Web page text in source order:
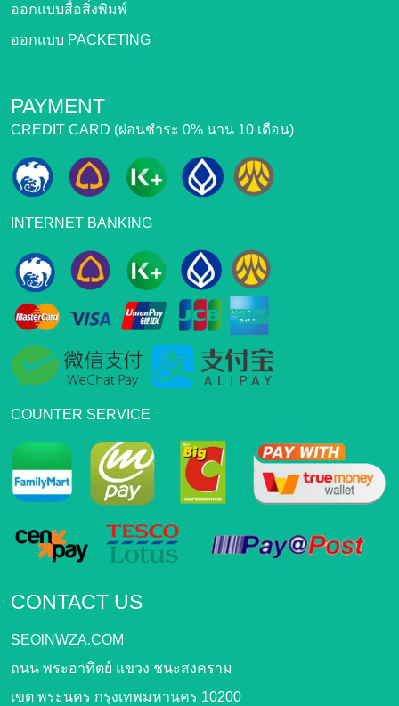
ออกแบบสื่อสิ่งพิมพ์
ออกแบบ PACKETING
PAYMENT
CREDIT CARD (ผ่อนชำระ 0% นาน 10 เดือน)
INTERNET BANKING
COUNTER SERVICE
CONTACT US
SEOlNWZA.COM
ถนน พระอาทิตย์ แขวง ชนะสงคราม
เขต พระนคร กรุงเทพมหานคร 10200